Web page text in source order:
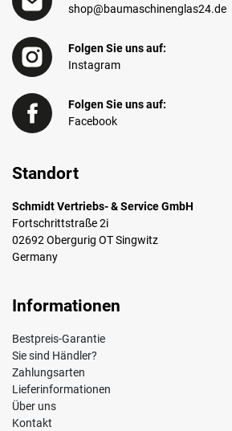
shop@baumaschinenglas24.de
Folgen Sie uns auf:
Instagram
Folgen Sie uns auf:
Facebook
Standort
Schmidt Vertriebs- & Service GmbH
Fortschrittstraße 2i
02692 Obergurig OT Singwitz
Germany
Informationen
Bestpreis-Garantie
Sie sind Händler?
Zahlungsarten
Lieferinformationen
Über uns
Kontakt